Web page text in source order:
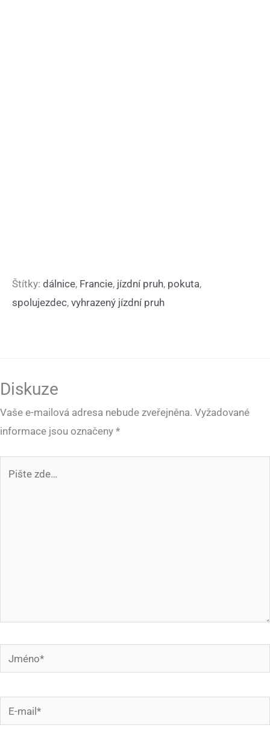
Štítky: dálnice, Francie, jízdní pruh, pokuta,
spolujezdec, vyhrazený jízdní pruh
Diskuze
Vaše e-mailová adresa nebude zveřejněna. Vyžadované
informace jsou označeny *
Jméno*
mail*